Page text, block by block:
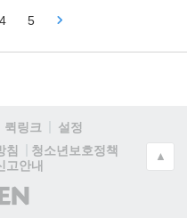
4 5
퀵링크
설정
침
청소년보호정책
고안내
)
▲